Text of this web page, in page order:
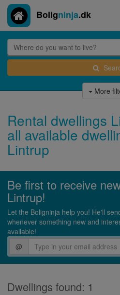
Boligninja.dk
More
Rental dwellings
all available
Lintrup
Be first to receive
Lintrup!
Let the Boligninja help you! He'll
whenever something new and
available!
@
Dwellings found: 1